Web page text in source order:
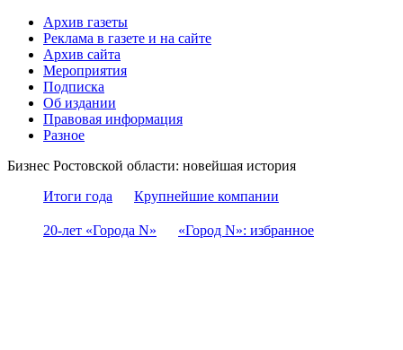
Архив газеты
Реклама в газете и на сайте
Архив сайта
Мероприятия
Подписка
Об издании
Правовая информация
Разное
Бизнес Ростовской области: новейшая история
Итоги года
Крупнейшие компании
20-лет «Города N» «Город N»: избранное